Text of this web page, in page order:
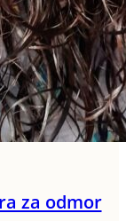
za odmor